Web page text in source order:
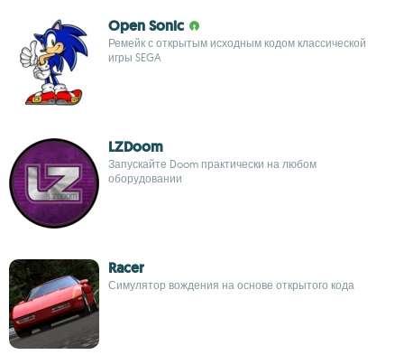
Open Sonic
Ремейк с открытым исходным кодом классической
игры SEGA
LZDoom
Запускайте Doom практически на любом
оборудовании
Racer
Симулятор вождения на основе открытого кода